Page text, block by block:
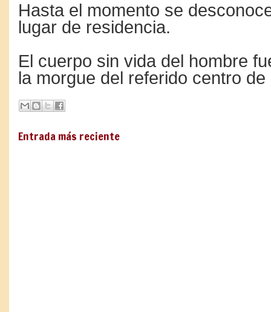
Hasta el momento se
lugar de residencia.
El cuerpo sin vida del hombre
la morgue del referido centro de
Entrada más reciente